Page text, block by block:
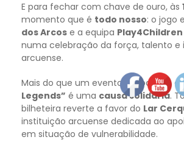
E para fechar com chave de ouro, às
momento que é todo nosso: o jogo
dos Arcos e a equipa
numa celebração da força, talento e
arcuense.
Mais do que um evento desportivo, o
Legends” é uma causa solidária.
bilheteira reverte a favor do Lar
instituição arcuense dedicada ao
em situação de vulnerabilidade.